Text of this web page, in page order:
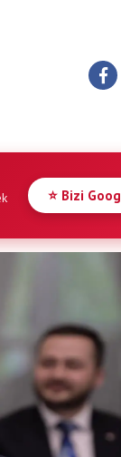
⭐ Bizi